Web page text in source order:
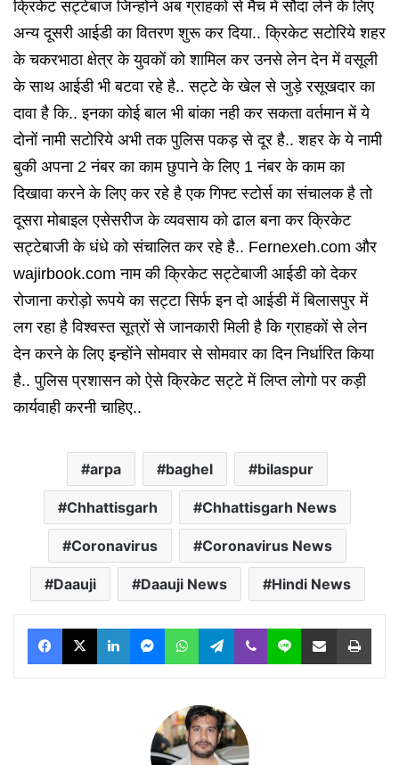
क्रिकेट सट्टेबाज जिन्होंने अब ग्राहकों से मैच में सौदा लेने के लिए
अन्य दूसरी आईडी का वितरण शुरू कर दिया.. क्रिकेट सटोरिये शहर
के चकरभाठा क्षेत्र के युवकों को शामिल कर उनसे लेन देन में वसूली
के साथ आईडी भी बटवा रहे है.. सट्टे के खेल से जुड़े रसूखदार का
दावा है कि.. इनका कोई बाल भी बांका नही कर सकता वर्तमान में ये
दोनों नामी सटोरिये अभी तक पुलिस पकड़ से दूर है.. शहर के ये नामी
बुकी अपना 2 नंबर का काम छुपाने के लिए 1 नंबर के काम का
दिखावा करने के लिए कर रहे है एक गिफ्ट स्टोर्स का संचालक है तो
दूसरा मोबाइल एसेसरीज के व्यवसाय को ढाल बना कर क्रिकेट
सट्टेबाजी के धंधे को संचालित कर रहे है.. Fernexeh.com और
wajirbook.com नाम की क्रिकेट सट्टेबाजी आईडी को देकर
रोजाना करोड़ो रूपये का सट्टा सिर्फ इन दो आईडी में बिलासपुर में
लग रहा है विश्वस्त सूत्रों से जानकारी मिली है कि ग्राहकों से लेन
देन करने के लिए इन्होंने सोमवार से सोमवार का दिन निर्धारित किया
है.. पुलिस प्रशासन को ऐसे क्रिकेट सट्टे में लिप्त लोगो पर कड़ी
कार्यवाही करनी चाहिए..
arpa baghel bilaspur
Chhattisgarh Chhattisgarh News
Coronavirus Coronavirus News
Daauji Daauji News Hindi News
Facebook
X LinkedInMessengerWhatsAppTelegram
Viber Line Share via Email Print